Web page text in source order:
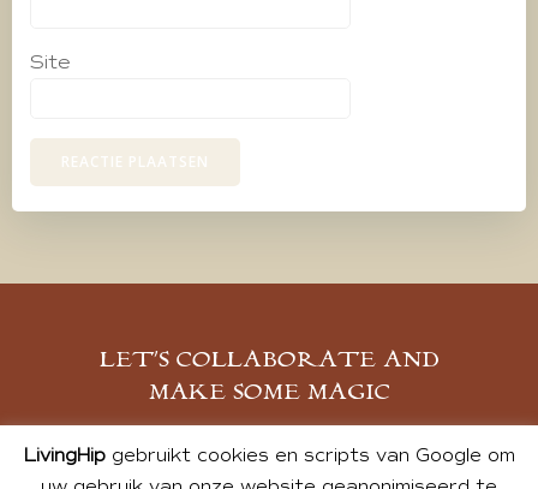
Site
LET’S COLLABORATE AND
MAKE SOME MAGIC
MELD JE AAN
LivingHipgebruikt cookies en scripts van Google om